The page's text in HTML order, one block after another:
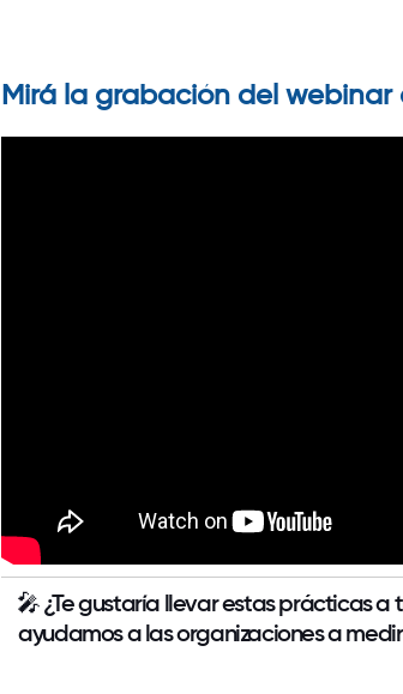
Mirá la grabación del webinar
🎤¿Te gustaría llevar estas prácticas a
ayudamos a las organizaciones a